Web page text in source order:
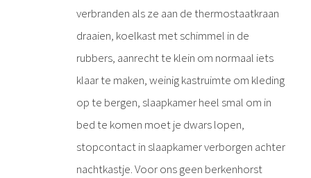
verbranden als ze aan de thermostaatkraan
draaien, koelkast met schimmel in de
rubbers, aanrecht te klein om normaal iets
klaar te maken, weinig kastruimte om kleding
op te bergen, slaapkamer heel smal om in
bed te komen moet je dwars lopen,
stopcontact in slaapkamer verborgen achter
nachtkastje. Voor ons geen berkenhorst